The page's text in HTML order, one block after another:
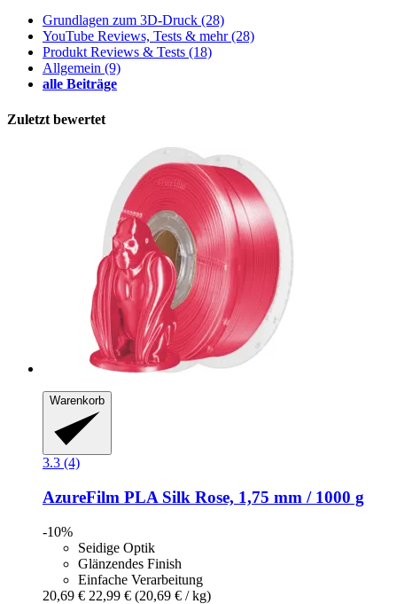
Grundlagen zum 3D-Druck (28)
YouTube Reviews, Tests & mehr(28)
Produkt Reviews & Tests (18)
Allgemein (9)
alle Beiträge
Zuletzt bewertet
Warenkorb
3.3 (4)
AzureFilm PLA Silk Rose, 1,75 mm / 1000 g
-10%
Seidige Optik
Glänzendes Finish
Einfache Verarbeitung
20,69 € 22,99 € (20,69 € / kg)